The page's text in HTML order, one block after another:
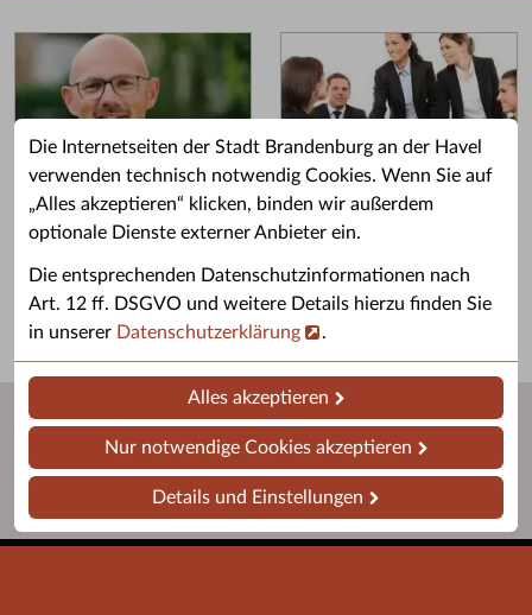
Die Internetseiten der Stadt Brandenburg an der Havel
verwenden technisch notwendig Cookies. Wenn Sie auf
„Alles akzeptieren“ klicken, binden wir außerdem
optionale Dienste externer Anbieter ein.
Die entsprechenden Datenschutzinformationen nach
Art. 12 ff. DSGVO und weitere Details hierzu finden Sie
in unserer Datenschutzerklärung .
Alles akzeptieren
Nur notwendige Cookies akzeptieren
Details und Einstellungen
Grußwort des OB